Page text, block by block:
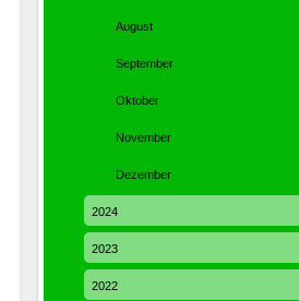
August
September
Oktober
November
Dezember
2024
2023
2022